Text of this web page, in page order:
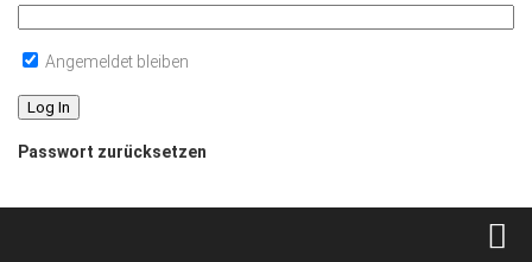
Angemeldet bleiben
Passwort zurücksetzen